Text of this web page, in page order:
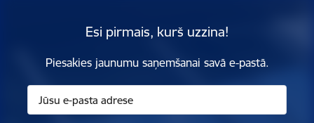
Esi pirmais, kurš uzzina!
Piesakies jaunumu saņemšanai savā e-pastā.